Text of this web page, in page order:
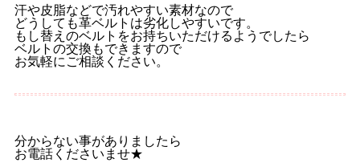
汗や皮脂などで汚れやすい素材なので
どうしても革ベルトは劣化しやすいです。
もし替えのベルトをお持ちいただけるようでしたら
ベルトの交換もできますので
お気軽にご相談ください。
分からない事がありましたら
お電話くださいませ★